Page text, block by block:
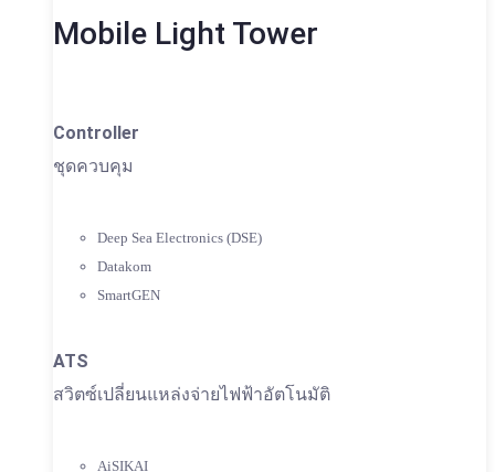
Mobile Light Tower
Controller
ชุดควบคุม
Deep Sea Electronics (DSE)
Datakom
SmartGEN
ATS
สวิตซ์เปลี่ยนแหล่งจ่ายไฟฟ้าอัตโนมัติ
AiSIKAI